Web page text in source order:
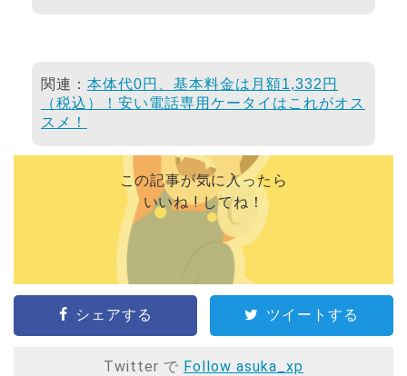
関連： 本体代0円、基本料金は月額1,332円
（税込）！安い電話専用ケータイはこれがオス
スメ！
この記事が気に入ったら
いいね ! してね！
シェアする ツイートする
Twitter で Follow asuka_xp